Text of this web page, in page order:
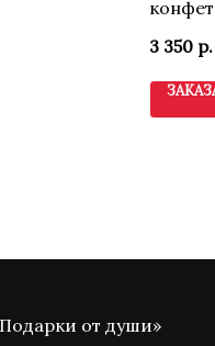
3 350 р.
от души»